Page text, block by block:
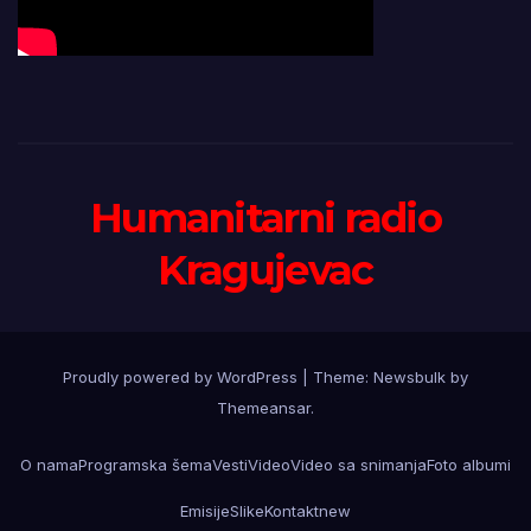
Humanitarni radio
Kragujevac
Proudly powered by WordPress Theme: Newsbulk by
Themeansar.
O namaProgramska šemaVestiVideoVideo sa snimanjaFoto albumi
EmisijeSlikeKontaktnew